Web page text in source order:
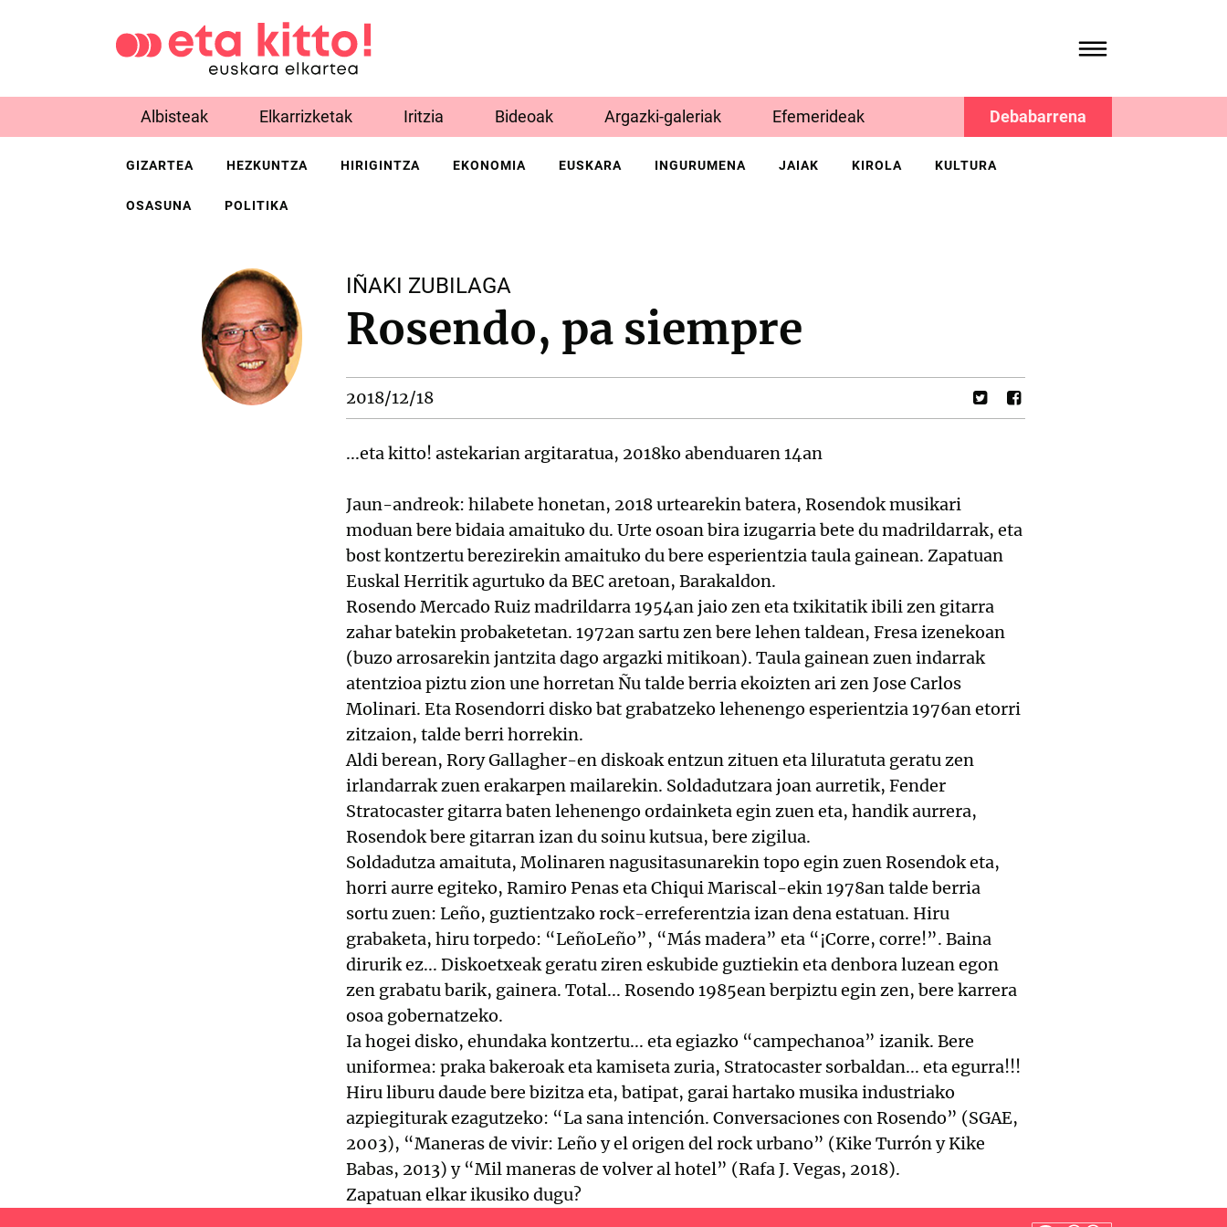
Albisteak Elkarrizketak Iritzia Bideoak Argazki-galeriak Efemerideak Debabarrena
GIZARTEA HEZKUNTZA HIRIGINTZA EKONOMIA EUSKARA INGURUMENA JAIAK KIROLA KULTURA
OSASUNA POLITIKA
IÑAKI ZUBILAGA
Rosendo, pa siempre
2018/12/18
...eta kitto! astekarian argitaratua, 2018ko abenduaren 14an
Jaun-andreok: hilabete honetan, 2018 urtearekin batera, Rosendok musikari
moduan bere bidaia amaituko du. Urte osoan bira izugarria bete du madrildarrak, eta
bost kontzertu berezirekin amaituko du bere esperientzia taula gainean. Zapatuan
Euskal Herritik agurtuko da BEC aretoan, Barakaldon.
Rosendo Mercado Ruiz madrildarra 1954an jaio zen eta txikitatik ibili zen gitarra
zahar batekin probaketetan. 1972an sartu zen bere lehen taldean, Fresa izenekoan
(buzo arrosarekin jantzita dago argazki mitikoan). Taula gainean zuen indarrak
atentzioa piztu zion une horretan Ñu talde berria ekoizten ari zen Jose Carlos
Molinari. Eta Rosendorri disko bat grabatzeko lehenengo esperientzia 1976an etorri
zitzaion, talde berri horrekin.
Aldi berean, Rory Gallagher-en diskoak entzun zituen eta liluratuta geratu zen
irlandarrak zuen erakarpen mailarekin. Soldadutzara joan aurretik, Fender
Stratocaster gitarra baten lehenengo ordainketa egin zuen eta, handik aurrera,
Rosendok bere gitarran izan du soinu kutsua, bere zigilua.
Soldadutza amaituta, Molinaren nagusitasunarekin topo egin zuen Rosendok eta,
horri aurre egiteko, Ramiro Penas eta Chiqui Mariscal-ekin 1978an talde berria
sortu zuen: Leño, guztientzako rock-erreferentzia izan dena estatuan. Hiru
grabaketa, hiru torpedo: “LeñoLeño”, “Más madera” eta “¡Corre, corre!”. Baina
dirurik ez... Diskoetxeak geratu ziren eskubide guztiekin eta denbora luzean egon
zen grabatu barik, gainera. Total... Rosendo 1985ean berpiztu egin zen, bere karrera
osoa gobernatzeko.
Ia hogei disko, ehundaka kontzertu... eta egiazko “campechanoa” izanik. Bere
uniformea: praka bakeroak eta kamiseta zuria, Stratocaster sorbaldan... eta egurra!!!
Hiru liburu daude bere bizitza eta, batipat, garai hartako musika industriako
azpiegiturak ezagutzeko: “La sana intención. Conversaciones con Rosendo” (SGAE,
2003), “Maneras de vivir: Leño y el origen del rock urbano” (Kike Turrón y Kike
Babas, 2013) y “Mil maneras de volver al hotel” (Rafa J. Vegas, 2018).
Zapatuan elkar ikusiko dugu?